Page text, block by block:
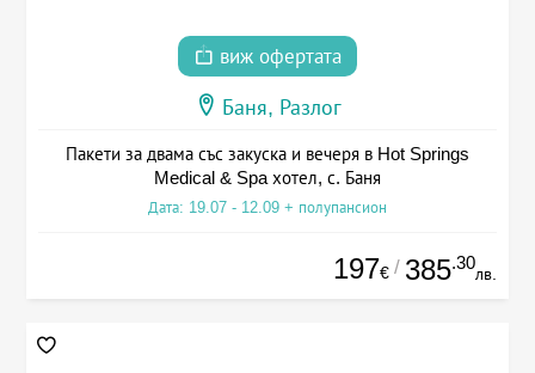
виж офертата
Баня, Разлог
Пакети за двама със закуска и вечеря в Hot Springs
Medical & Spa хотел, с. Баня
Дата: 19.07 - 12.09 + полупансион
197€ / 385.30
лв.